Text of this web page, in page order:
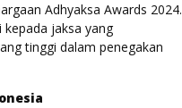
Adhyaksa Awards 2024.
kepada jaksa yang
tinggi dalam penegakan